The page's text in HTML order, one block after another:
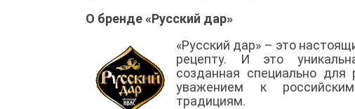
О бренде «Русский дар»
«Русский дар» – это
рецепту. И это
созданная специально для
уважением к
традициям.